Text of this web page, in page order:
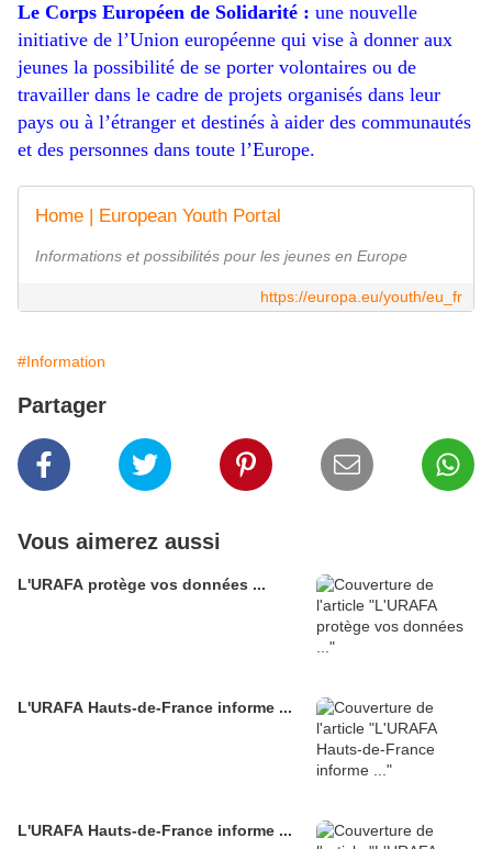
Le Corps Européen de Solidarité : une nouvelle
initiative de l’Union européenne qui vise à donner aux
jeunes la possibilité de se porter volontaires ou de
travailler dans le cadre de projets organisés dans leur
pays ou à l’étranger et destinés à aider des communautés
et des personnes dans toute l’Europe.
Home | European Youth Portal
Informations et possibilités pour les jeunes en Europe
https://europa.eu/youth/eu_fr
#Information
Partager
Vous aimerez aussi
L'URAFA protège vos données ...
L'URAFA Hauts-de-France informe ...
L'URAFA Hauts-de-France informe ...